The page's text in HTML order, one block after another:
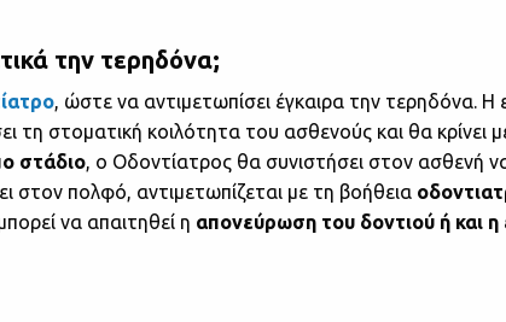
την τερηδόνα;
, ώστε να αντιμετωπίσει έγκαιρα την τερηδόνα.
στοματική κοιλότητα του ασθενούς και θα κρίνει
στάδιο, ο Οδοντίατρος θα συνιστήσει στον ασθενή
στον πολφό, αντιμετωπίζεται με τη βοήθεια
να απαιτηθεί η απονεύρωση του δοντιού ή και